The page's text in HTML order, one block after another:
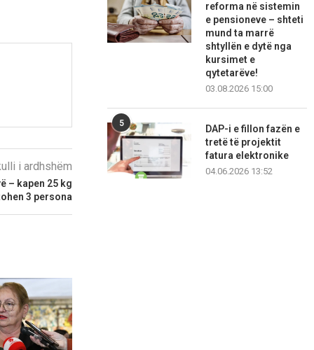
i ardhshëm
– kapen 25 kg
3 persona
reforma në sistemin
e pensioneve – shteti
mund ta marrë
shtyllën e dytë nga
kursimet e
qytetarëve!
03.08.2026 15:00
5
DAP-i e fillon fazën e
tretë të projektit
fatura elektronike
04.06.2026 13:52